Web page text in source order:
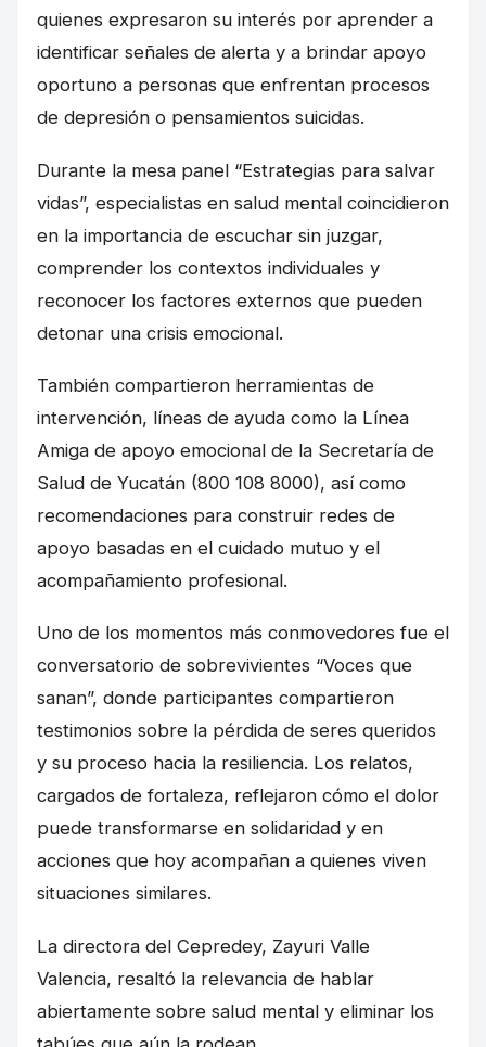
quienes expresaron su interés por aprender a
identificar señales de alerta y a brindar apoyo
oportuno a personas que enfrentan procesos
de depresión o pensamientos suicidas.
Durante la mesa panel “Estrategias para salvar
vidas”, especialistas en salud mental coincidieron
en la importancia de escuchar sin juzgar,
comprender los contextos individuales y
reconocer los factores externos que pueden
detonar una crisis emocional.
También compartieron herramientas de
intervención, líneas de ayuda como la Línea
Amiga de apoyo emocional de la Secretaría de
Salud de Yucatán (800 108 8000), así como
recomendaciones para construir redes de
apoyo basadas en el cuidado mutuo y el
acompañamiento profesional.
Uno de los momentos más conmovedores fue el
conversatorio de sobrevivientes “Voces que
sanan”, donde participantes compartieron
testimonios sobre la pérdida de seres queridos
y su proceso hacia la resiliencia. Los relatos,
cargados de fortaleza, reflejaron cómo el dolor
puede transformarse en solidaridad y en
acciones que hoy acompañan a quienes viven
situaciones similares.
La directora del Cepredey, Zayuri Valle
Valencia, resaltó la relevancia de hablar
abiertamente sobre salud mental y eliminar los